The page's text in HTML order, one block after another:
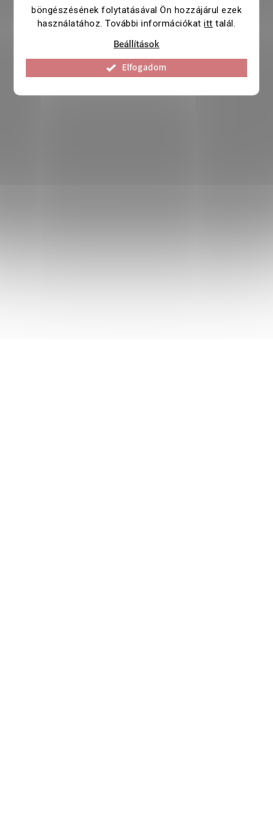
böngészésének folytatásával Ön hozzájárul ezek
használatához. További információkatitt talál.
Beállítások
Elfogadom